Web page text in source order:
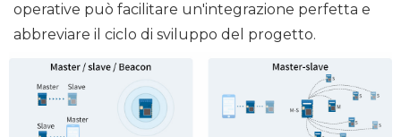
operative può facilitare un'integrazione perfetta e
abbreviare il ciclo di sviluppo del progetto.